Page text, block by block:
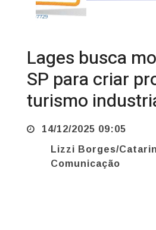
SP para criar
turismo
14/12/2025 09:05
Lizzi Borges/
Comunicação